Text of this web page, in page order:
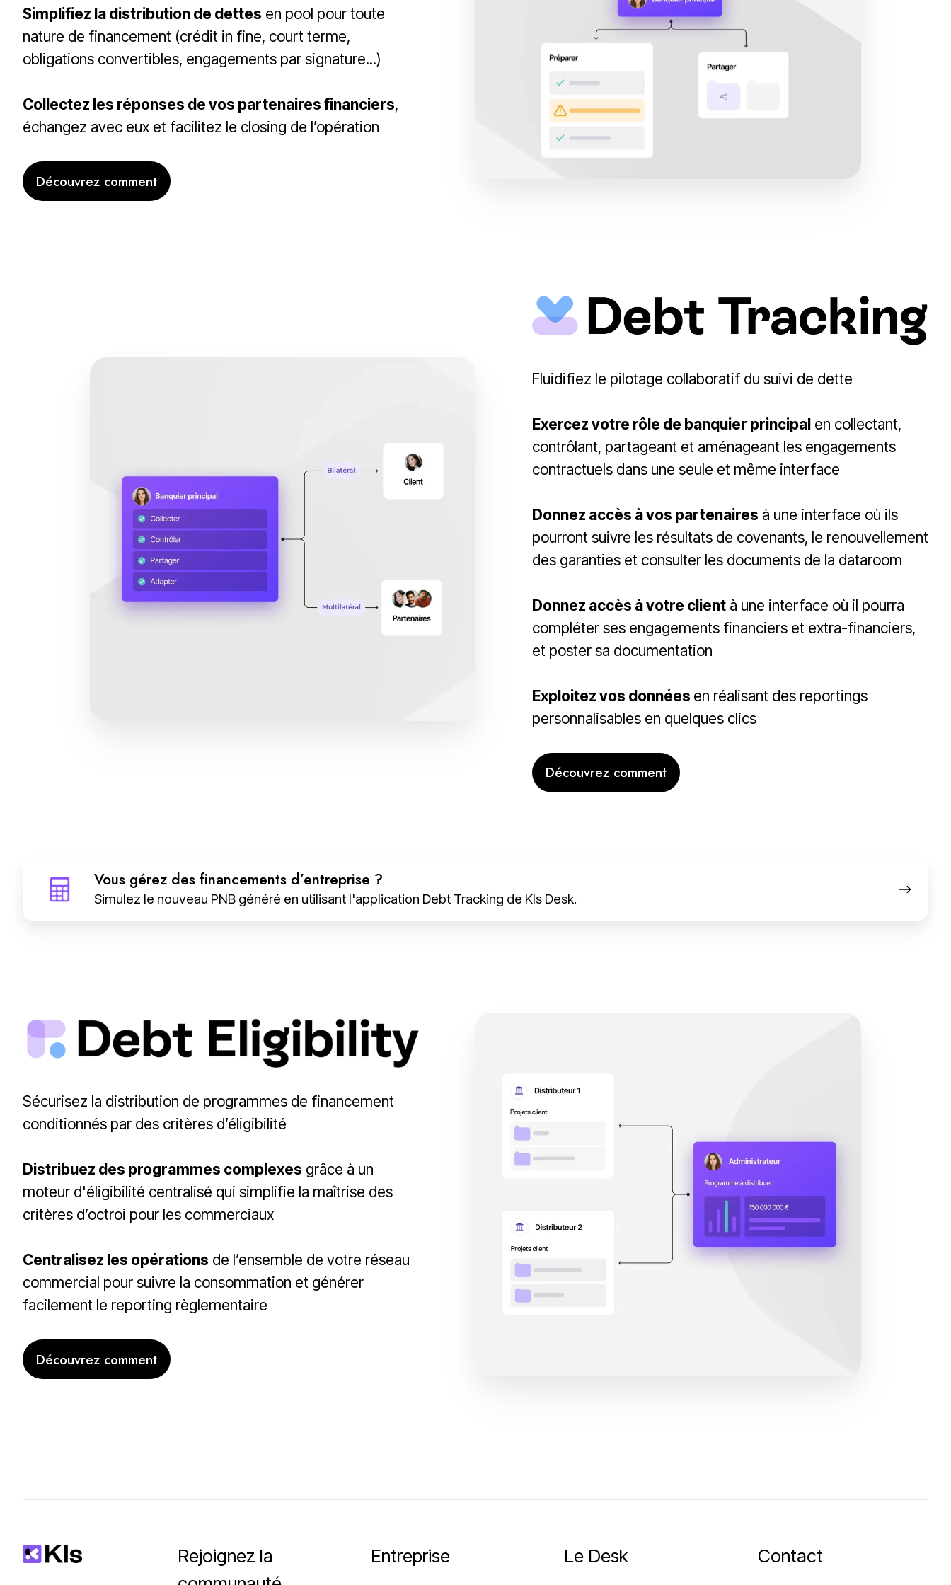
Simplifiez la distribution de dettes en pool pour toute
nature de financement (crédit in fine, court terme,
obligations convertibles, engagements par signature...)
Collectez les réponses de vos partenaires financiers,
échangez avec eux et facilitez le closing de l’opération
Découvrez comment
Fluidifiez le pilotage collaboratif du suivi de dette
Exercez votre rôle de banquier principal en collectant,
contrôlant, partageant et aménageant les engagements
contractuels dans une seule et même interface
Donnez accès à vos partenaires à une interface où ils
pourront suivre les résultats de covenants, le renouvellement
des garanties et consulter les documents de la dataroom
Donnez accès à votre client à une interface où il pourra
compléter ses engagements financiers et extra-financiers,
et poster sa documentation
Exploitez vos données en réalisant des reportings
personnalisables en quelques clics
Découvrez comment
Vous gérez des financements d’entreprise ?
Simulez le nouveau PNB généré en utilisant l'application Debt Tracking de Kls Desk.
e
z
e
s
i
n
a
c
e
m
n
t
t
e
Sécurisez la distribution de programmes de financement
conditionnés par des critères d’éligibilité
Distribuez des programmes complexes grâce à un
moteur d'éligibilité centralisé qui simplifie la maîtrise des
critères d’octroi pour les commerciaux
Centralisez les opérations de l’ensemble de votre réseau
commercial pour suivre la consommation et générer
facilement le reporting règlementaire
Découvrez comment
Rejoignez la
Entreprise Le Desk Contact